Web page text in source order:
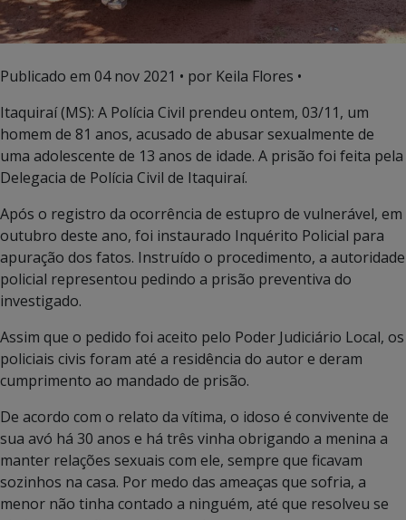
Publicado em 04 nov 2021 • por Keila Flores •
Itaquiraí (MS): A Polícia Civil prendeu ontem, 03/11, um
homem de 81 anos, acusado de abusar sexualmente de
uma adolescente de 13 anos de idade. A prisão foi feita pela
Delegacia de Polícia Civil de Itaquiraí.
Após o registro da ocorrência de estupro de vulnerável, em
outubro deste ano, foi instaurado Inquérito Policial para
apuração dos fatos. Instruído o procedimento, a autoridade
policial representou pedindo a prisão preventiva do
investigado.
Assim que o pedido foi aceito pelo Poder Judiciário Local, os
policiais civis foram até a residência do autor e deram
cumprimento ao mandado de prisão.
De acordo com o relato da vítima, o idoso é convivente de
sua avó há 30 anos e há três vinha obrigando a menina a
manter relações sexuais com ele, sempre que ficavam
sozinhos na casa. Por medo das ameaças que sofria, a
menor não tinha contado a ninguém, até que resolveu se